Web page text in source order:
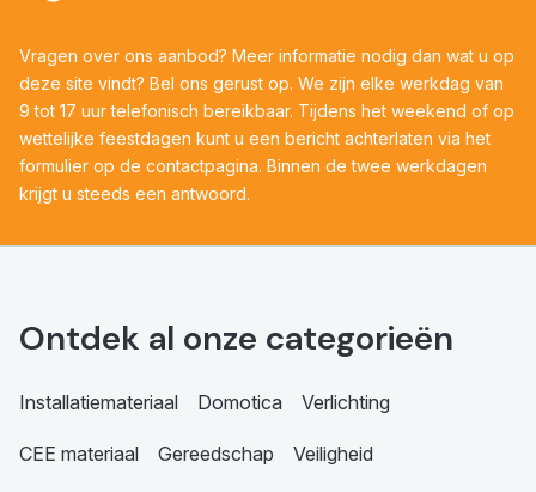
Vragen over ons aanbod? Meer informatie nodig dan wat u op
deze site vindt? Bel ons gerust op. We zijn elke werkdag van
9 tot 17 uur telefonisch bereikbaar. Tijdens het weekend of op
wettelijke feestdagen kunt u een bericht achterlaten via het
formulier op de contactpagina. Binnen de twee werkdagen
krijgt u steeds een antwoord.
Ontdek al onze categorieën
Installatiemateriaal Domotica Verlichting
CEE materiaal Gereedschap Veiligheid